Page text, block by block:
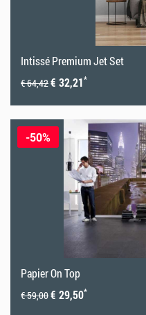
Intissé Premium Jet Set
€ 64,42€ 32,21*
-50%
Papier On Top
€ 59,00€ 29,50*